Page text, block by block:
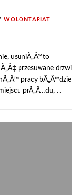
WOLONTARIAT
usuniÃ„Â™to
przesuwane drzwi
pracy bÃ„Â™dzie
prÃ„Â…du, …